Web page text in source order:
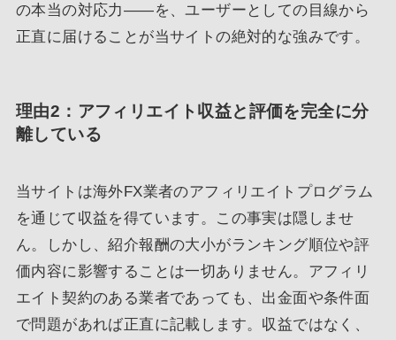
の本当の対応力――を、ユーザーとしての目線から
正直に届けることが当サイトの絶対的な強みです。
理由2：アフィリエイト収益と評価を完全に分
離している
当サイトは海外FX業者のアフィリエイトプログラム
を通じて収益を得ています。この事実は隠しませ
ん。しかし、紹介報酬の大小がランキング順位や評
価内容に影響することは一切ありません。アフィリ
エイト契約のある業者であっても、出金面や条件面
で問題があれば正直に記載します。収益ではなく、